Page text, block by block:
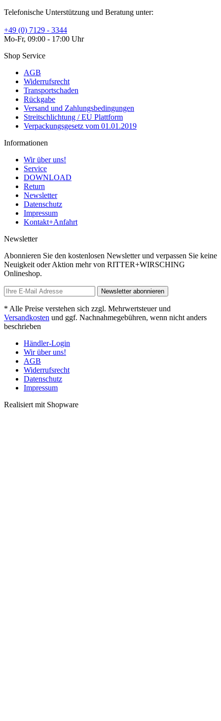
Telefonische Unterstützung und Beratung unter:
+49 (0) 7129 - 3344
Mo-Fr, 09:00 - 17:00 Uhr
Shop Service
AGB
Widerrufsrecht
Transportschaden
Rückgabe
Versand und Zahlungsbedingungen
Streitschlichtung / EU Plattform
Verpackungsgesetz vom 01.01.2019
Informationen
Wir über uns!
Service
DOWNLOAD
Return
Newsletter
Datenschutz
Impressum
Kontakt+Anfahrt
Newsletter
Abonnieren Sie den kostenlosen Newsletter und verpassen Sie keine
Neuigkeit oder Aktion mehr von RITTER+WIRSCHING
Onlineshop.
Newsletter abonnieren
* Alle Preise verstehen sich zzgl. Mehrwertsteuer und
Versandkosten und ggf. Nachnahmegebühren, wenn nicht anders
beschrieben
Händler-Login
Wir über uns!
AGB
Widerrufsrecht
Datenschutz
Impressum
Realisiert mit Shopware